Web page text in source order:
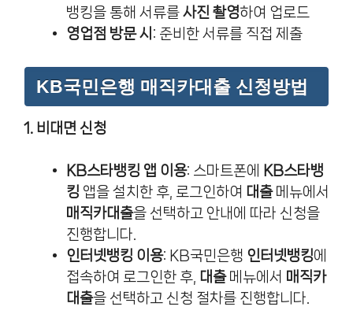
뱅킹을 통해 서류를 사진 촬영하여 업로드
영업점 방문 시 : 준비한 서류를 직접 제출
KB국민은행 매직카대출 신청방법
1. 비대면 신청
KB스타뱅킹 앱 이용: 스마트폰에
KB스타뱅
킹 앱을 설치한 후, 로그인하여 대출메뉴에서
매직카대출을 선택하고 안내에 따라 신청을
진행합니다.
인터넷뱅킹 이용: KB국민은행 인터넷뱅킹에
접속하여 로그인한 후, 대출메뉴에서 매직카
대출을 선택하고 신청 절차를 진행합니다.